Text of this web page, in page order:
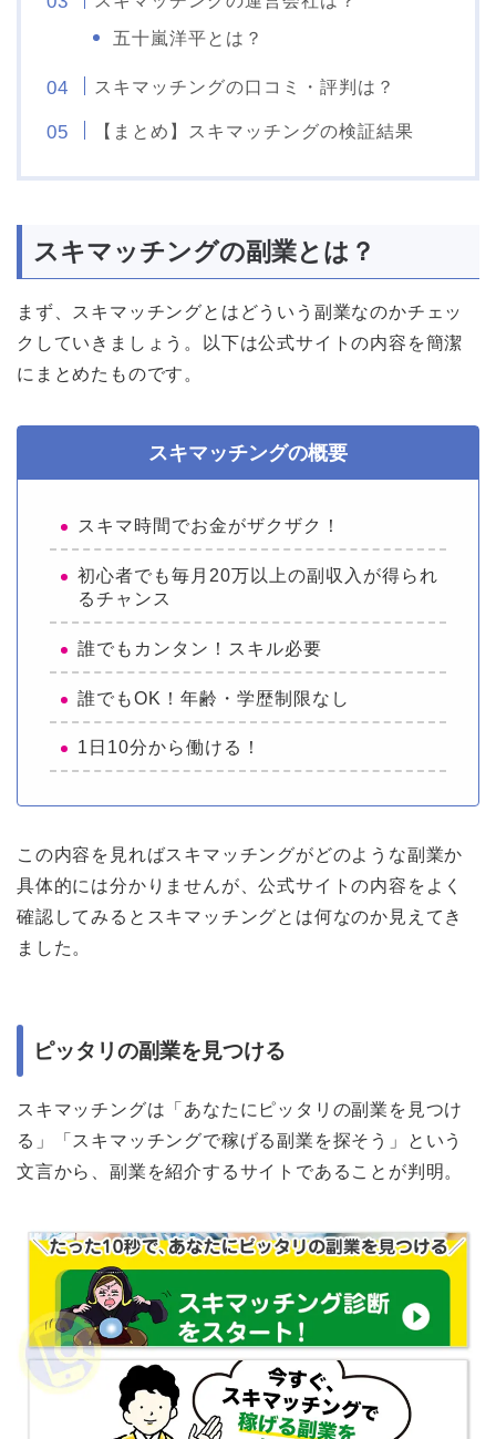
五十嵐洋平とは？
スキマッチングの口コミ・評判は？
【まとめ】スキマッチングの検証結果
スキマッチングの副業とは？
まず、スキマッチングとはどういう副業なのかチェッ
クしていきましょう。以下は公式サイトの内容を簡潔
にまとめたものです。
スキマッチングの概要
スキマ時間でお金がザクザク！
初心者でも毎月20万以上の副収入が得られ
るチャンス
誰でもカンタン！スキル必要
誰でもOK！年齢・学歴制限なし
1日10分から働ける！
この内容を見ればスキマッチングがどのような副業か
具体的には分かりませんが、公式サイトの内容をよく
確認してみるとスキマッチングとは何なのか見えてき
ました。
ピッタリの副業を見つける
スキマッチングは「あなたにピッタリの副業を見つけ
る」「スキマッチングで稼げる副業を探そう」という
文言から、副業を紹介するサイトであることが判明。